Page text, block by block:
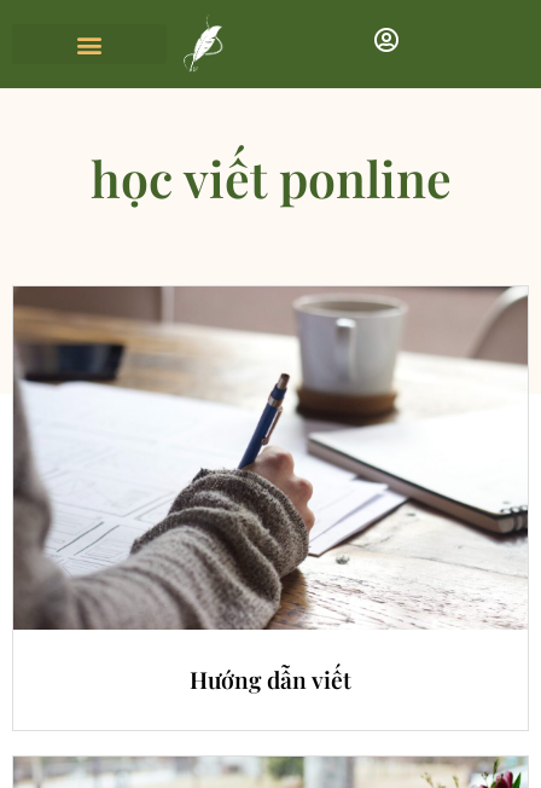
học viết ponline
Hướng dẫn viết